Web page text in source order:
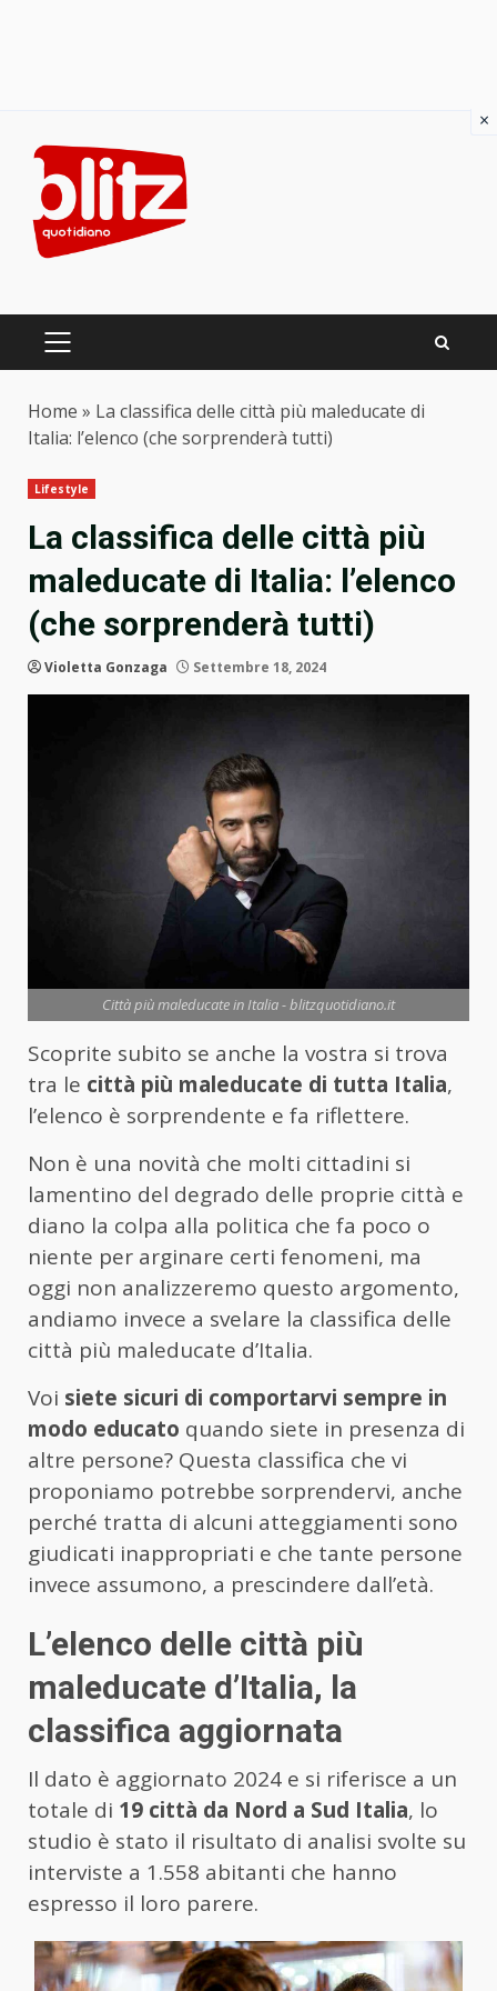
content
PRIMARY
Home » La classifica delle città più maleducate di
Italia: l’elenco (che sorprenderà tutti)
Lifestyle
La classifica delle città più
maleducate di Italia: l’elenco
(che sorprenderà tutti)
Violetta Gonzaga Settembre 18, 2024
Città più maleducate in Italia - blitzquotidiano.it
Scoprite subito se anche la vostra si trova
tra le città più maleducate di tutta Italia,
l’elenco è sorprendente e fa riflettere.
Non è una novità che molti cittadini si
lamentino del degrado delle proprie città e
diano la colpa alla politica che fa poco o
niente per arginare certi fenomeni, ma
oggi non analizzeremo questo argomento,
andiamo invece a svelare la classifica delle
città più maleducate d’Italia.
Voi siete sicuri di comportarvi sempre in
modo educato quando siete in presenza di
altre persone? Questa classifica che vi
proponiamo potrebbe sorprendervi, anche
perché tratta di alcuni atteggiamenti sono
giudicati inappropriati e che tante persone
invece assumono, a prescindere dall’età.
L’elenco delle città più
maleducate d’Italia, la
classifica aggiornata
Il dato è aggiornato 2024 e si riferisce a un
totale di 19 città da Nord a Sud Italia, lo
studio è stato il risultato di analisi svolte su
interviste a 1.558 abitanti che hanno
espresso il loro parere.
×